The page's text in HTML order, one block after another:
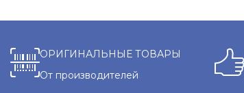
ОРИГИНАЛЬНЫЕ ТОВАРЫ
От производителей